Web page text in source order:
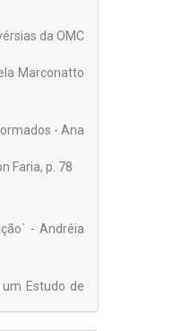
da OMC
Marconatto
- Ana
Faria, p. 78
- Andréia
Estudo de